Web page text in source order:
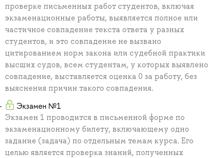
проверке письменных работ студентов, включая
экзаменационные работы, выявляется полное или
частичное совпадение текста ответа у разных
студентов, и это совпадение не вызвано
цитированием норм закона или судебной практики
высших судов, всем студентам, у которых выявлено
совпадение, выставляется оценка 0 за работу, без
выяснения причин такого совпадения.
Экзамен №1
Экзамен 1 проводится в письменной форме по
экзаменационному билету, включающему одно
задание (задача) по отдельным темам курса. Его
целью является проверка знаний, полученных